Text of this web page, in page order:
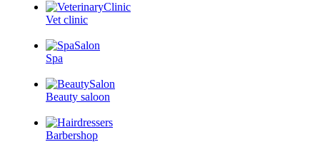
Vet clinic
Spa
Beauty saloon
Barbershop